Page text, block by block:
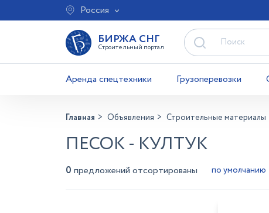
Россия
БИРЖА СНГ
Строительный портал
Аренда спецтехники Грузоперевозки
Главная Объявления Строительные материалы
ПЕСОК - КУЛТУК
0 предложений отсортированы